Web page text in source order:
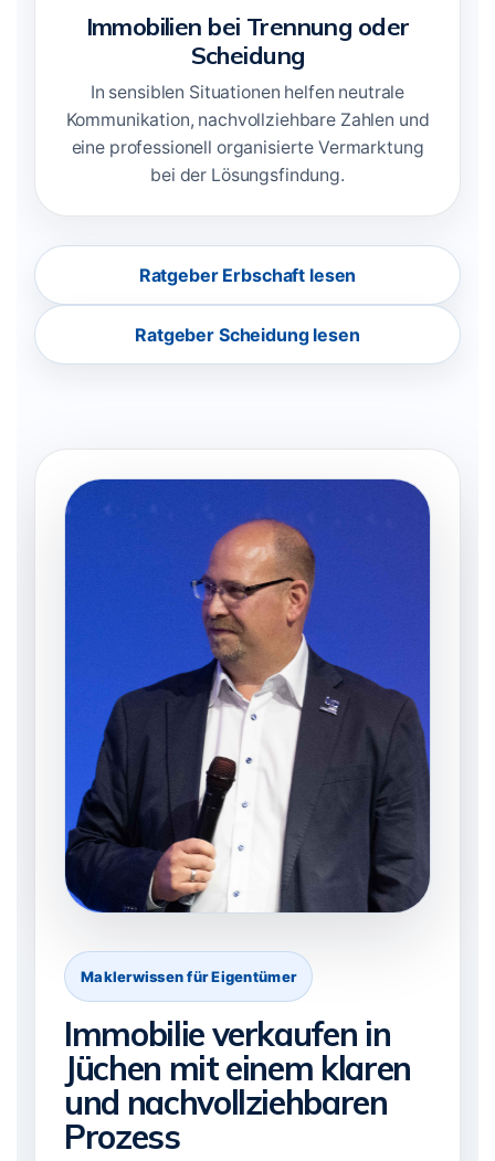
Immobilien bei Trennung oder
Scheidung
In sensiblen Situationen helfen neutrale
Kommunikation, nachvollziehbare Zahlen und
eine professionell organisierte Vermarktung
bei der Lösungsfindung.
Ratgeber Erbschaft lesen
Ratgeber Scheidung lesen
Maklerwissen für Eigentümer
Immobilie verkaufen in
Jüchen mit einem klaren
und nachvollziehbaren
Prozess